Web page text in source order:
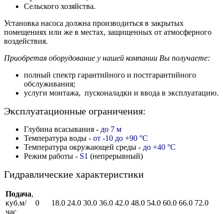
Сельского хозяйства.
Установка насоса должна производиться в закрытых
помещениях или же в местах, защищенных от атмосферного
воздействия.
Приобретая оборудование у нашей компании Вы получаете:
полный спектр гарантийного и постгарантийного
обслуживания;
услуги монтажа, пусконаладки и ввода в эксплуатацию.
Эксплуатационные ограничения:
Глубина всасывания - до 7 м
Температура воды - от -10 до +90 °C
Температура окружающей среды - до +40 °C
Режим работы - S1 (непрерывный)
Гидравлические характеристики
Подача,
куб.м/
час
0 18.0 24.0 30.0 36.0 42.0 48.0 54.0 60.0 66.0 72.0